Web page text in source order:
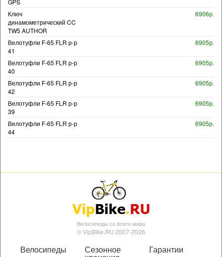
Ключ
динамометрический CC
TW5 AUTHOR
6906р.
Велотуфли F-65 FLR р-р
41
6905р.
Велотуфли F-65 FLR р-р
40
6905р.
Велотуфли F-65 FLR р-р
42
6905р.
Велотуфли F-65 FLR р-р
39
6905р.
Велотуфли F-65 FLR р-р
44
6905р.
Велосипеды со всего мира
© VipBike.RU 2007-2026
Велосипеды
Сезонное
Гарантии